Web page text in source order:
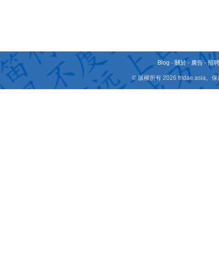
Blog - 關於 - 廣告 -招
© 版權所有 2026 fridae.asia。